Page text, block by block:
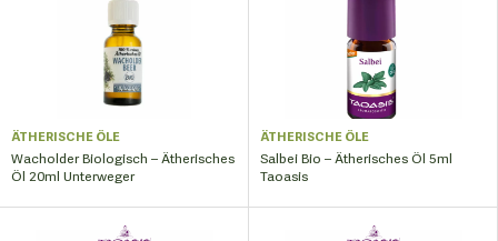
ÄTHERISCHE ÖLE
Wacholder Biologisch – Ätherisches
Öl 20ml Unterweger
ÄTHERISCHE ÖLE
Salbei Bio – Ätherisches Öl 5ml
Taoasis